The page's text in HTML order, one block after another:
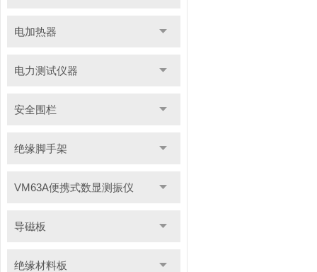
电加热器
电力测试仪器
安全围栏
绝缘脚手架
VM63A便携式数显测振仪
导磁板
绝缘材料板